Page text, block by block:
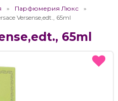
Парфюмерия Люкс
Versense,edt., 65ml
65ml